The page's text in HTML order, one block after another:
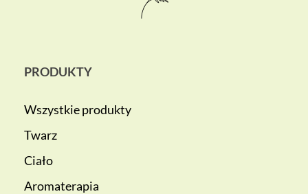
PRODUKTY
Wszystkie produkty
Twarz
Ciało
Aromaterapia